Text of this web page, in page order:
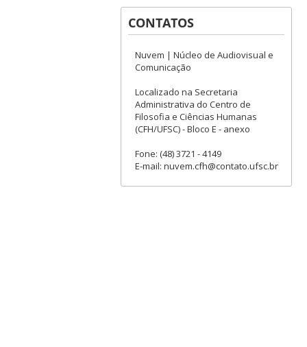
CONTATOS
Nuvem | Núcleo de Audiovisual e
Comunicação
Localizado na Secretaria
Administrativa do Centro de
Filosofia e Ciências Humanas
(CFH/UFSC) - Bloco E - anexo
Fone: (48) 3721 - 4149
E-mail: nuvem.cfh@contato.ufsc.br